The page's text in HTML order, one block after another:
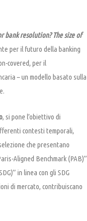
bank resolution? The size of
per il futuro della banking
covered, per il
– un modello basato sulla
, si pone l’obiettivo di
contesti temporali,
che presentano
Aligned Benchmark (PAB)”
in linea con gli SDG
di mercato, contribuiscano